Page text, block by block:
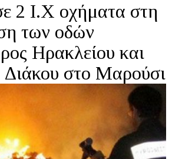
2 Ι.Χ οχήματα στη
των οδών
Ηρακλείου και
στο Μαρούσι